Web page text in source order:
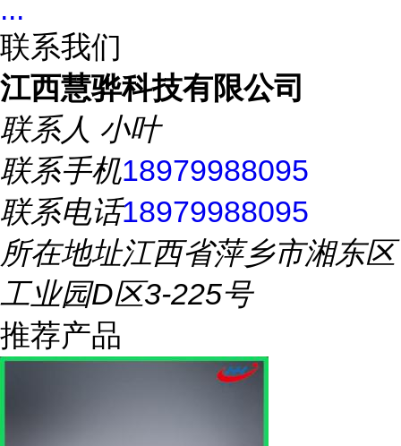
...
联系我们
江西慧骅科技有限公司
联系人 小叶
联系手机18979988095
联系电话18979988095
所在地址江西省萍乡市湘东区
工业园D区3-225号
推荐产品